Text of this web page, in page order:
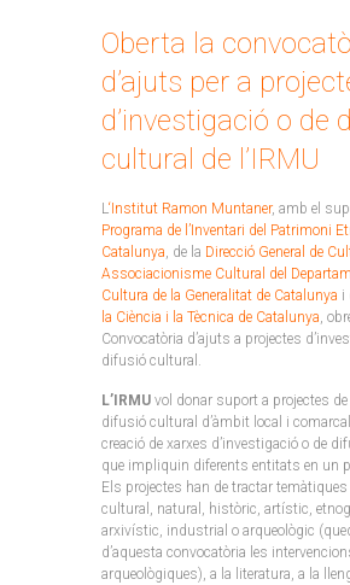
Oberta la
d’ajuts per a
d’investigació o de
cultural de l’IRMU
L‘Institut Ramon Muntaner, amb el
Programa de l’Inventari del Patrimoni
Catalunya, de la Direcció General de
Associacionisme Cultural del
Cultura de la Generalitat de Catalunya i
la Ciència i la Tècnica de Catalunya,
Convocatòria d’ajuts a projectes
difusió cultural.
L’IRMU vol donar suport a projectes de
difusió cultural d’àmbit local i
creació de xarxes d’investigació o de
que impliquin diferents entitats en un
Els projectes han de tractar
cultural, natural, històric, artístic,
arxivístic, industrial o arqueològic
d’aquesta convocatòria les
arqueològiques), a la literatura, a la